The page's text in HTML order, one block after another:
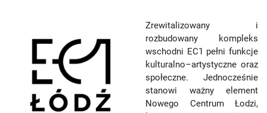
Zrewitalizowany i
rozbudowany kompleks
wschodni EC1 pełni funkcje
kulturalno–artystyczne oraz
społeczne. Jednocześnie
stanowi ważny element
Nowego Centrum Łodzi,